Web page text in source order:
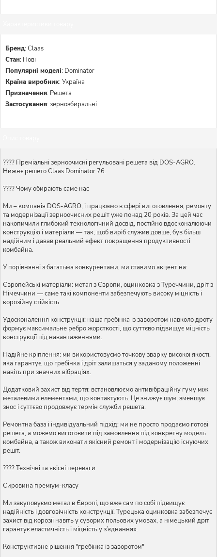
Бренд:Claas
Стан: Нові
Популярні моделі: Dominator
Країна виробник:Україна
Призначення: Решета
Застосування:зернозбиральні
???? Преміальні зерноочисні регульовані решета від DOS-AGRO.
Нижнє решето Claas Dominator 76.
???? Чому обирають саме нас
Ми – компанія DOS-AGRO, і працюємо в сфері виготовлення, ремонту
та модернізації зерноочисних решіт уже понад 20 років. За цей час
накопичили глибокий технологічний досвід, постійно вдосконалюючи
конструкцію і матеріали — так, щоб виріб служив довше, був більш
надійним і давав реальний ефект покращення продуктивності
комбайна.
У порівнянні з багатьма конкурентами, ми ставимо акцент на:
Європейські матеріали: метал з Європи, оцинковка з Туреччини, дріт з
Німеччини — саме такі компоненти забезпечують високу міцність і
корозійну стійкість.
Удосконалення конструкції: наша гребінка із заворотом навколо дроту
формує максимальне ребро жорсткості, що суттєво підвищує міцність
конструкції під навантаженнями.
Надійне кріплення: ми використовуємо точкову зварку високої якості,
яка гарантує, що гребінка і дріт залишаться у заданому положенні
навіть при значних вібраціях.
Додатковий захист від тертя: встановлюємо антивібраційну гуму між
металевими елементами, що контактують. Це знижує шум, зменшує
знос і суттєво продовжує термін служби решета.
Ремонтна база і індивідуальний підхід: ми не просто продаємо готові
решета, а можемо виготовити під замовлення під конкретну модель
комбайна, а також виконати якісний ремонт і модернізацію існуючих
решіт.
???? Технічні та якісні переваги
Сировина преміум-класу
Ми закуповуємо метал в Європі, що вже сам по собі підвищує
надійність і довговічність конструкції. Турецька оцинковка забезпечує
захист від корозії навіть у суворих польових умовах, а німецький дріт
гарантує еластичність і міцність у з’єднаннях.
Конструктивне рішення "гребінка із заворотом"